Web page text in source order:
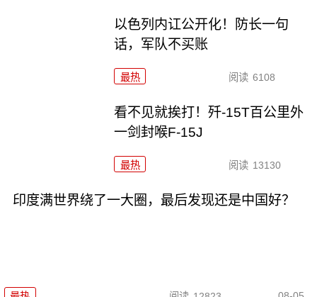
以色列内讧公开化！防长一句
话，军队不买账
最热 阅读 6108
看不见就挨打！歼-15T百公里外
一剑封喉F-15J
最热 阅读 13130
印度满世界绕了一大圈，最后发现还是中国好？